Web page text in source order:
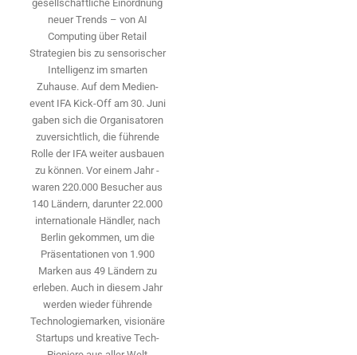
gesellschaftliche Einordnung
neuer Trends – von AI
Computing über Retail
Strategien bis zu sensorischer
Intelligenz im smarten
Zuhause. Auf dem Medien­
event IFA Kick-Off am 30. Juni
gaben sich die Organisatoren
zuversichtlich, die führende
Rolle der IFA weiter ausbauen
zu können. Vor einem Jahr ­
waren 220.000 Besucher aus
140 ­Ländern, ­darunter 22.000
internationale Händler, nach
Berlin gekommen, um die
Präsen­tationen von 1.900
Marken aus 49 Ländern zu
erleben. Auch in diesem Jahr
werden wieder führende
Technologiemarken, visionäre
Startups und ­kreative Tech-